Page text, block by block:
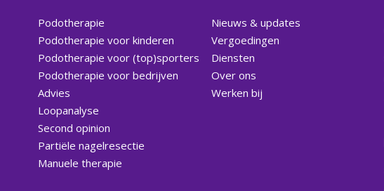
Podotherapie
Podotherapie voor kinderen
Podotherapie voor (top)sporters
Podotherapie voor bedrijven
Advies
Loopanalyse
Second opinion
Partiële nagelresectie
Manuele therapie
Nieuws & updates
Vergoedingen
Diensten
Over ons
Werken bij